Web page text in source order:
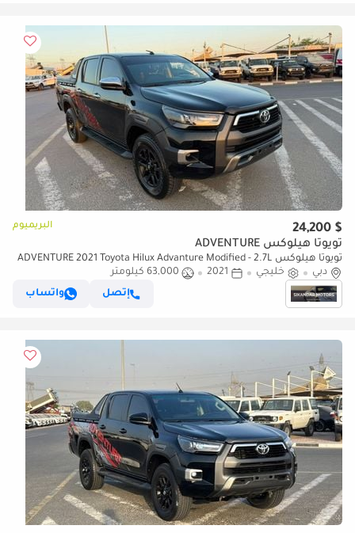
$ 24,200 البريميوم
تويوتا هيلوكس ADVENTURE
تويوتا هيلوكس ADVENTURE 2021 Toyota Hilux Advanture Modified - 2.7L
V4 - AWD 4x4- Rear Camera - Sidestep - Push
دبي خليجي 2021
63,000 كيلومتر
إتصل
واتساب